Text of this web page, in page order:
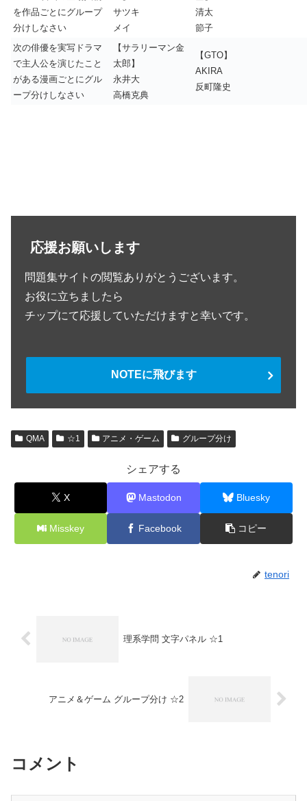
を作品ごとにグループ
分けしなさい
サツキ
メイ
清太
節子
次の俳優を実写ドラマ
で主人公を演じたこと
がある漫画ごとにグル
ープ分けしなさい
【サラリーマン金
太郎】
永井大
高橋克典
【GTO】
AKIRA
反町隆史
応援お願いします
問題集サイトの閲覧ありがとうございます。
お役に立ちましたら
チップにて応援していただけますと幸いです。
NOTEに飛びます
QMA ☆1 アニメ・ゲーム グループ分け
シェアする
X Mastodon Bluesky
Misskey Facebook コピー
tenori
理系学問 文字パネル ☆1
アニメ＆ゲーム グループ分け ☆2
コメント